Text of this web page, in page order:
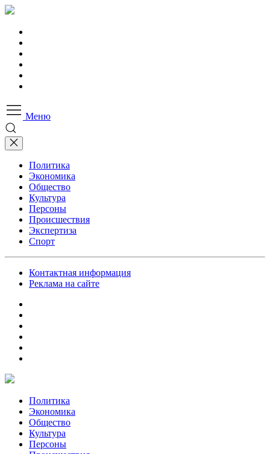
Меню
Политика
Экономика
Общество
Культура
Персоны
Происшествия
Экспертиза
Спорт
Контактная информация
Реклама на сайте
Политика
Экономика
Общество
Культура
Персоны